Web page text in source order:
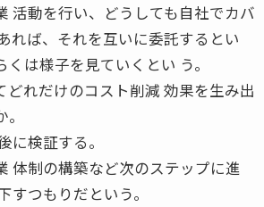
活動を行い、どうしても自社でカバ
れば、それを互いに委託するとい
は様子を見ていくとい う。
どれだけのコスト削減 効果を生み出
に検証する。
体制の構築など次のステップに進
すつもりだという。